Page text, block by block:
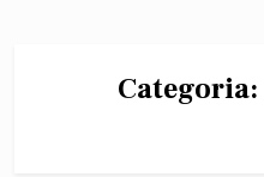
Categoria: